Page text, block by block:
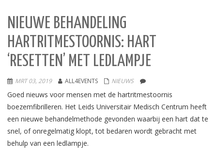
NIEUWE BEHANDELING
HARTRITMESTOORNIS: HART
‘RESETTEN’ MET LEDLAMPJE
MRT 03, 2019 ALL4EVENTS NIEUWS
Goed nieuws voor mensen met de hartritmestoornis
boezemfibrilleren. Het Leids Universitair Medisch Centrum heeft
een nieuwe behandelmethode gevonden waarbij een hart dat te
snel, of onregelmatig klopt, tot bedaren wordt gebracht met
behulp van een ledlampje.